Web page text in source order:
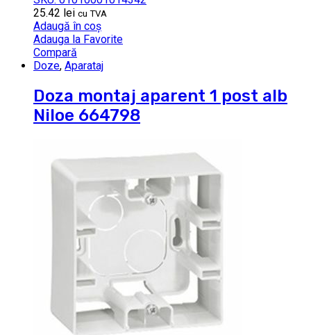
25.42 lei cu TVA
Adaugă în coș
Adauga la Favorite
Compară
Doze, Aparataj
Doza montaj aparent 1 post alb
Niloe 664798